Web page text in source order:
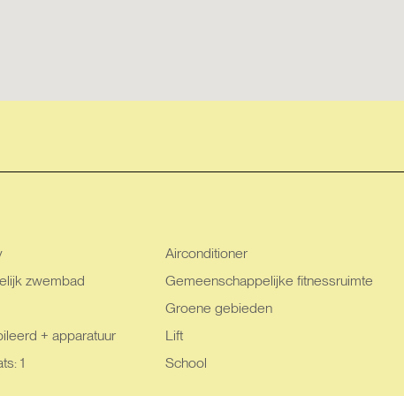
Airconditioner
zwembad
Gemeenschappelijke fitnessruimte
Groene gebieden
+ apparatuur
Lift
1
School